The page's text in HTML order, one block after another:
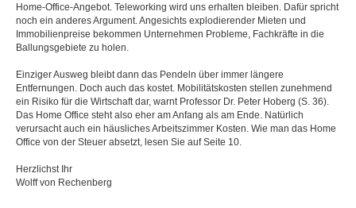
Home-Office-Angebot. Teleworking wird uns erhalten bleiben. Dafür spricht
noch ein anderes Argument. Angesichts explodierender Mieten und
Immobilienpreise bekommen Unternehmen Probleme, Fachkräfte in die
Ballungsgebiete zu holen.
Einziger Ausweg bleibt dann das Pendeln über immer längere
Entfernungen. Doch auch das kostet. Mobilitätskosten stellen zunehmend
ein Risiko für die Wirtschaft dar, warnt Professor Dr. Peter Hoberg (S. 36).
Das Home Office steht also eher am Anfang als am Ende. Natürlich
verursacht auch ein häusliches Arbeitszimmer Kosten. Wie man das Home
Office von der Steuer absetzt, lesen Sie auf Seite 10.
Herzlichst Ihr
Wolff von Rechenberg